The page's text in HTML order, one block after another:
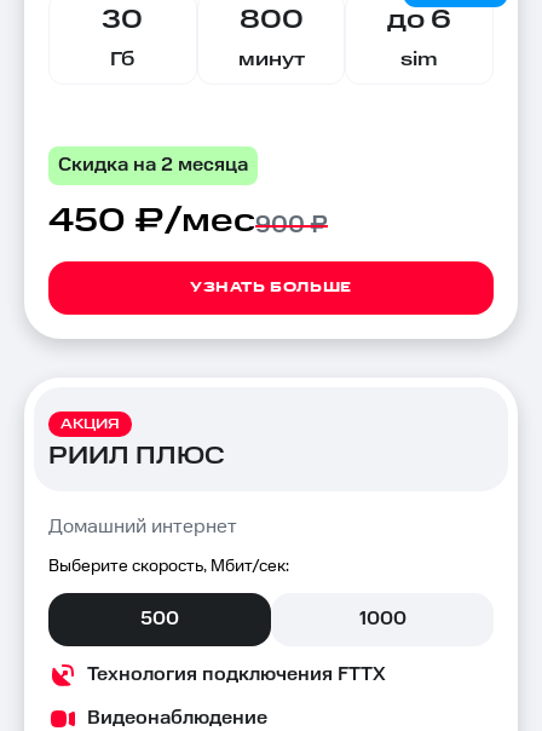
30
Гб
800
минут
до 6
sim
Скидка на 2 месяца
450 ₽/мес900 ₽
УЗНАТЬ БОЛЬШЕ
АКЦИЯ
РИИЛ ПЛЮС
Домашний интернет
Выберите скорость, Мбит/сек:
500 1000
Технология подключения FTTX
Видеонаблюдение